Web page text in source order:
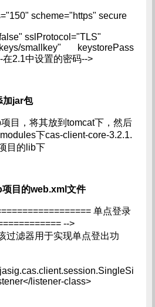
scheme="https" secure
sslProtocol="TLS"
smallkey" keystorePass
2.1中设置的密码-->
jar包
将其放到tomcat下，然后
下cas-client-core-3.2.1.
目的lib下
目的web.xml文件
单点登录
-->
过滤器用于实现单点登出功
listener-class>